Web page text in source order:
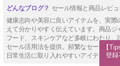
セール情報と商品レビ
健康志向や美容に良いアイテムを、実
えて分かりやすく伝えています。商品
フード、スキンケアなど多岐にわたり
セール活用法を提供。頻繁なセール情報
日常生活に取り入れやすいアイテム選び
【
登録